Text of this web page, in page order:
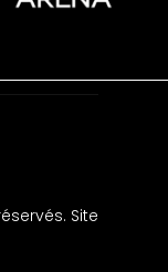
Site